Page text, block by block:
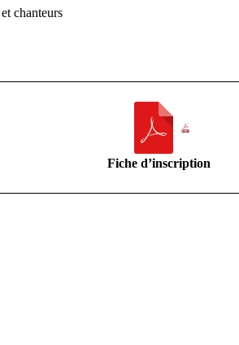
chanteurs
Fiche d’inscription